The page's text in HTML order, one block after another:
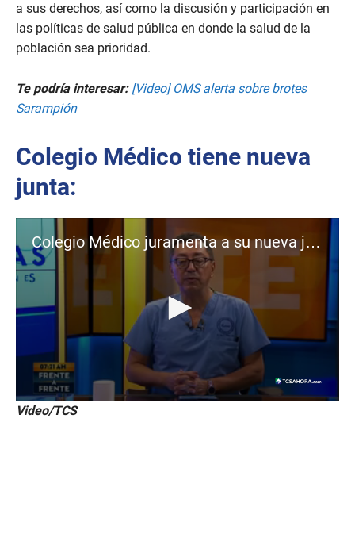
a sus derechos, así como la discusión y participación en
las políticas de salud pública en donde la salud de la
población sea prioridad.
Te podría interesar: [Video] OMS alerta sobre brotes
Sarampión
Colegio Médico tiene nueva
junta:
Colegio Médico juramenta a su nueva junta administrativa
0
s
Video/TCS